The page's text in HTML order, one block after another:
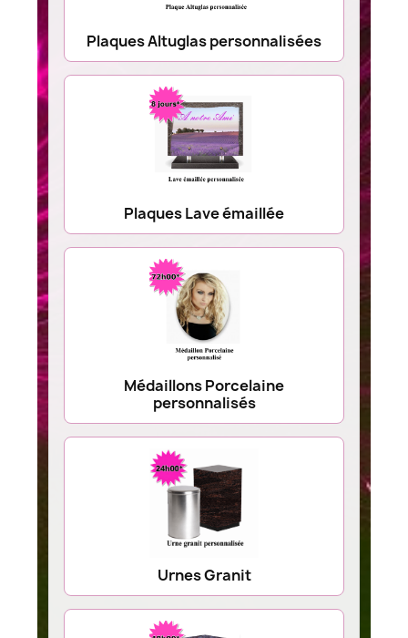
Plaques Altuglas personnalisées
Plaques Lave émaillée
Médaillons Porcelaine
personnalisés
Urnes Granit